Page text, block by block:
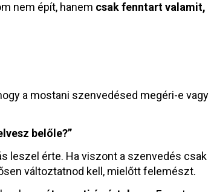
nem épít, hanem csak fenntart valamit,
a mostani szenvedésed megéri-e vagy
belőle?”
leszel érte. Ha viszont a szenvedés csak
változtatnod kell, mielőtt felemészt.